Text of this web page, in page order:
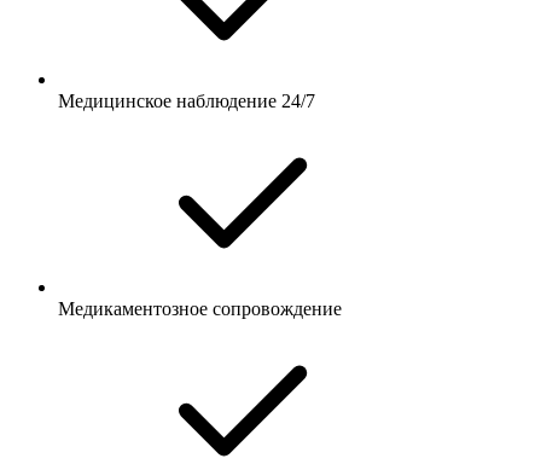
Медицинское наблюдение 24/7
Медикаментозное сопровождение